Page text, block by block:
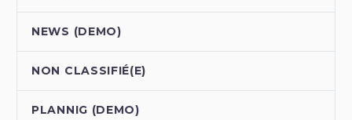
NEWS (DEMO)
NON CLASSIFIÉ(E)
PLANNIG (DEMO)